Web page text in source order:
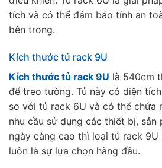
tích và có thể đảm bảo tính an
bên trong.
Kích thước tủ rack 9U
Kích thước tủ rack 9U là 540cm
để treo tường. Tủ này có diện
so với tủ rack 6U và có thể chứa
nhu cầu sử dụng các thiết bị, sản
ngày càng cao thì loại tủ rack 9U
luôn là sự lựa chọn hàng đầu.